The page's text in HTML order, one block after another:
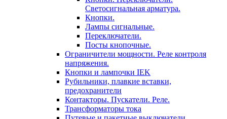
Светосигнальная арматура.
Кнопки.
Лампы сигнальные.
Переключатели.
Посты кнопочные.
Ограничители мощности. Реле контроля
напряжения.
Кнопки и лампочки IEK
Рубильники, плавкие вставки,
предохранители
Контакторы. Пускатели. Реле.
Трансформаторы тока